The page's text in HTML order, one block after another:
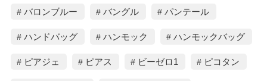
バロンブルー バングル パンテール
ハンドバッグ ハンモック ハンモックバッグ
ピアジェ ピアス ビーゼロ1 ピコタン